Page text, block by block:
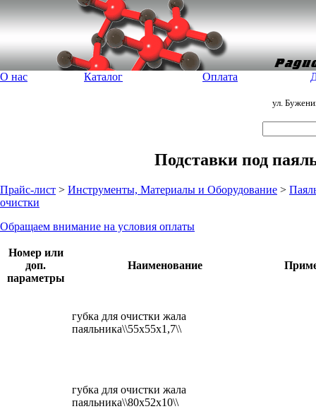
О нас Каталог Оплата
ул.
Подставки под
Прайс-лист > Инструменты, Материалы и Оборудование >
очистки
Обращаем внимание на условия оплаты
Номер или
доп.
параметры
Наименование
губка для очистки жала
паяльника\\55x55x1,7\\
губка для очистки жала
паяльника\\80x52x10\\